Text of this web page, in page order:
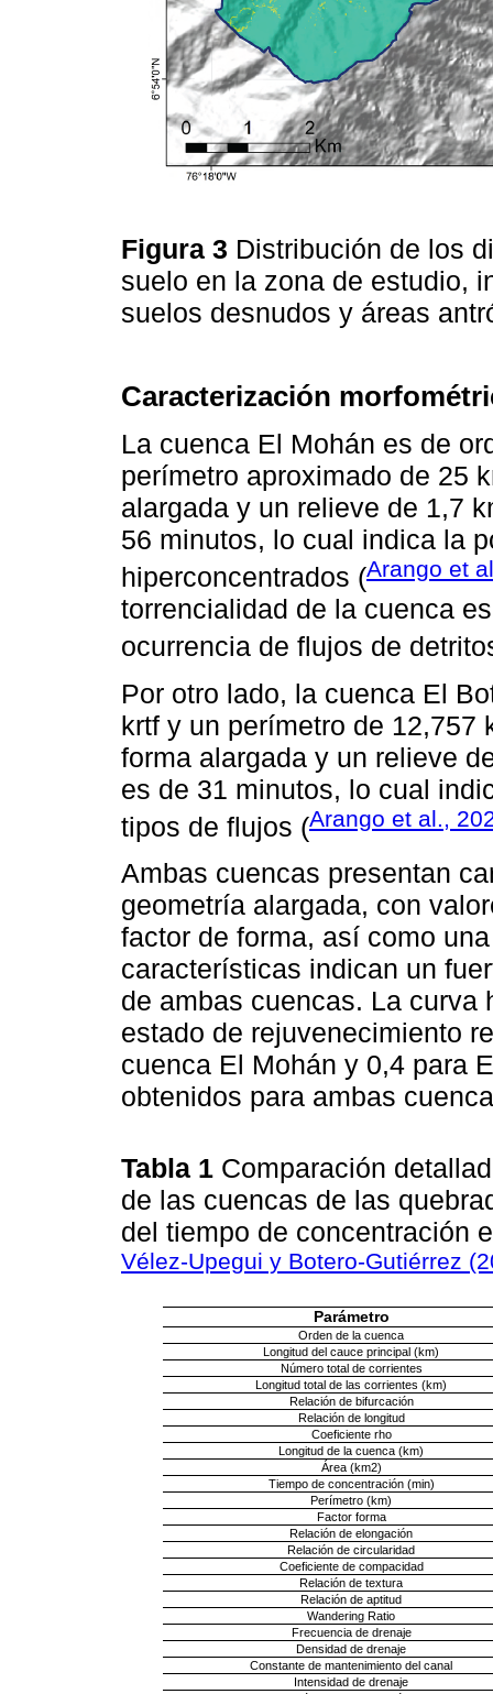
Figura 3 Distribución de los
suelo en la zona de estudio,
suelos desnudos y áreas
Caracterización
La cuenca El Mohán es de
perímetro aproximado de 25
alargada y un relieve de 1,7
56 minutos, lo cual indica la
hiperconcentrados (Arango et
torrencialidad de la cuenca
ocurrencia de flujos de
Por otro lado, la cuenca El
krtf y un perímetro de 12,757
forma alargada y un relieve
es de 31 minutos, lo cual
tipos de flujos (Arango et al.,
Ambas cuencas presentan
geometría alargada, con
factor de forma, así como
características indican un
de ambas cuencas. La curva
estado de rejuvenecimiento
cuenca El Mohán y 0,4 para
obtenidos para ambas
Tabla 1 Comparación
de las cuencas de las
del tiempo de concentración
Vélez-Upegui y Botero-Gutiérrez
Parámetro
Orden de la cuenca
Longitud del cauce principal (km)
Número total de corrientes
Longitud total de las corrientes (km)
Relación de bifurcación
Relación de longitud
Coeficiente rho
Longitud de la cuenca (km)
Área (km2)
Tiempo de concentración (min)
Perímetro (km)
Factor forma
Relación de elongación
Relación de circularidad
Coeficiente de compacidad
Relación de textura
Relación de aptitud
Wandering Ratio
Frecuencia de drenaje
Densidad de drenaje
Constante de mantenimiento del canal
Intensidad de drenaje